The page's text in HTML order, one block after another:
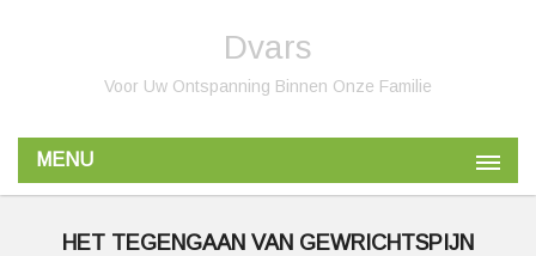
Dvars
Voor Uw Ontspanning Binnen Onze Familie
MENU
HET TEGENGAAN VAN GEWRICHTSPIJN